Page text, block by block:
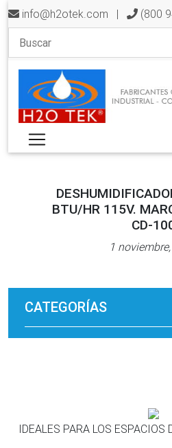
info@h2otek.com | (800
BTU/HR 115V.
CD-
1
CATEGORÍAS
IDEALES PARA LOS ESPACIOS